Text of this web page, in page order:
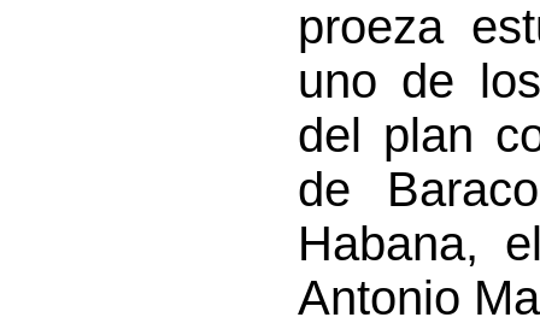
proeza
uno de
del plan
de
Habana,
Antonio